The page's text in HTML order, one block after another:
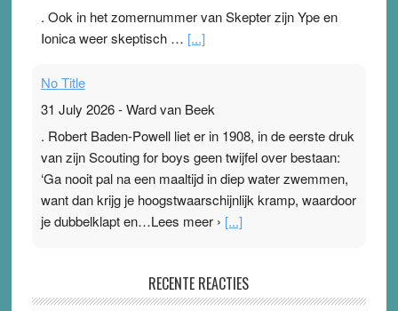
. Ook in het zomernummer van Skepter zijn Ype en
Ionica weer skeptisch … [...]
No Title
31 July 2026-Ward van Beek
. Robert Baden-Powell liet er in 1908, in de eerste druk
van zijn Scouting for boys geen twijfel over bestaan:
‘Ga nooit pal na een maaltijd in diep water zwemmen,
want dan krijg je hoogstwaarschijnlijk kramp, waardoor
je dubbelklapt en…Lees meer › [...]
Ward van Beek
RECENTE REACTIES